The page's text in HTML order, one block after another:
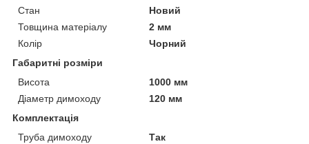
Стан
Новий
Товщина матеріалу
2 мм
Колір
Чорний
Габаритні розміри
Висота
1000 мм
Діаметр димоходу
120 мм
Комплектація
Труба димоходу
Так